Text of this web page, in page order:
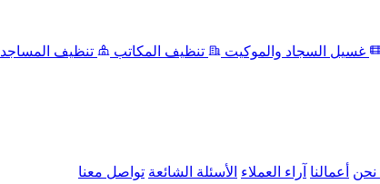
غسيل السجاد والموكيت تنظيف المكاتب تنظيف المساجد
أعمالنا آراء العملاء الأسئلة الشائعة تواصل معنا